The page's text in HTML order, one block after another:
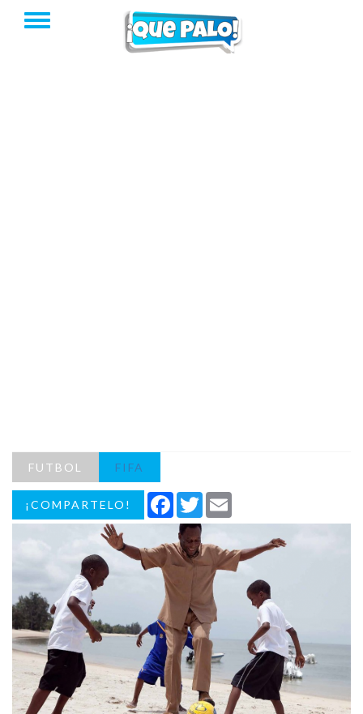
FUTBOL FIFA
¡COMPARTELO! Facebook
Twitter